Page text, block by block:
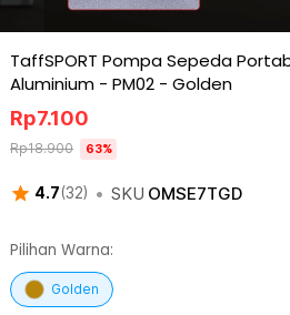
TaffSPORT Pompa Sepeda
Aluminium - PM02 - Golden
4.7(32) • SKU OMSE7TGD
Rp7.100
Rp18.900 63%
Pilihan Warna:
Golden